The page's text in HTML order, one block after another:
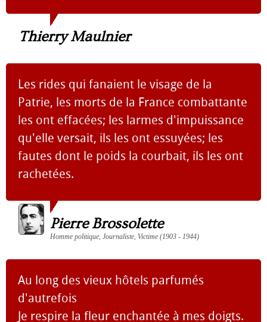
Thierry Maulnier
Les rides qui fanaient le visage de la
Patrie, les morts de la France combattante
les ont effacées; les larmes d'impuissance
qu'elle versait, ils les ont essuyées; les
fautes dont le poids la courbait, ils les ont
rachetées.
Pierre Brossolette
Homme politique, Journaliste, Victime (1903 - 1944)
Au long des vieux hôtels parfumés
d'autrefois
Je respire la fleur enchantée à mes doigts.